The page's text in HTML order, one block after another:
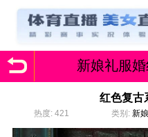
新娘礼服
红色复古
热度:421 类别: 新